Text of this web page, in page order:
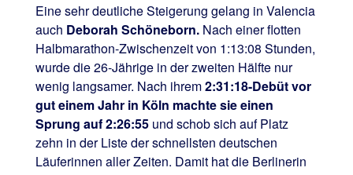
Eine sehr deutliche Steigerung gelang in Valencia
auch Deborah Schöneborn.Nach einer flotten
Halbmarathon-Zwischenzeit von 1:13:08 Stunden,
wurde die 26-Jährige in der zweiten Hälfte nur
wenig langsamer. Nach ihrem2:31:18-Debüt vor
gut einem Jahr in Köln machte sie einen
Sprung auf 2:26:55und schob sich auf Platz
zehn in der Liste der schnellsten deutschen
Läuferinnen aller Zeiten. Damit hat die Berlinerin